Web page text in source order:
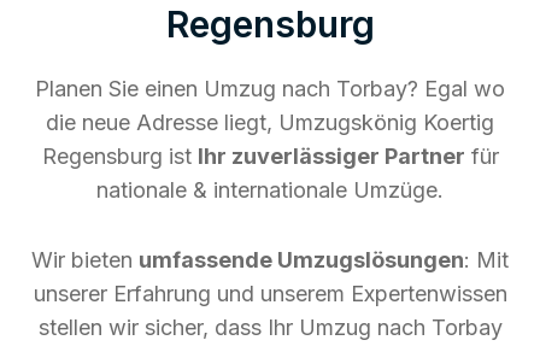
Regensburg
Planen Sie einen Umzug nach Torbay? Egal wo
die neue Adresse liegt, Umzugskönig Koertig
Regensburg ist Ihr zuverlässiger Partner für
nationale & internationale Umzüge.
Wir bieten umfassende Umzugslösungen: Mit
unserer Erfahrung und unserem Expertenwissen
stellen wir sicher, dass Ihr Umzug nach Torbay